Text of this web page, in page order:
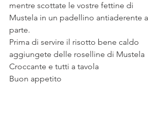
mentre scottate le vostre fettine di
Mustela in un padellino antiaderente a
parte.
Prima di servire il risotto bene caldo
aggiungete delle roselline di Mustela
Croccante e tutti a tavola
Buon appetito